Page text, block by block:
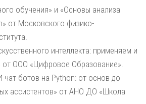
обучения» и «Основы анализа
от Московского физико-
интеллекта: применяем и
от ООО «Цифровое Образование».
чат-ботов на Python: от основ до
ассистентов» от АНО ДО «Школа